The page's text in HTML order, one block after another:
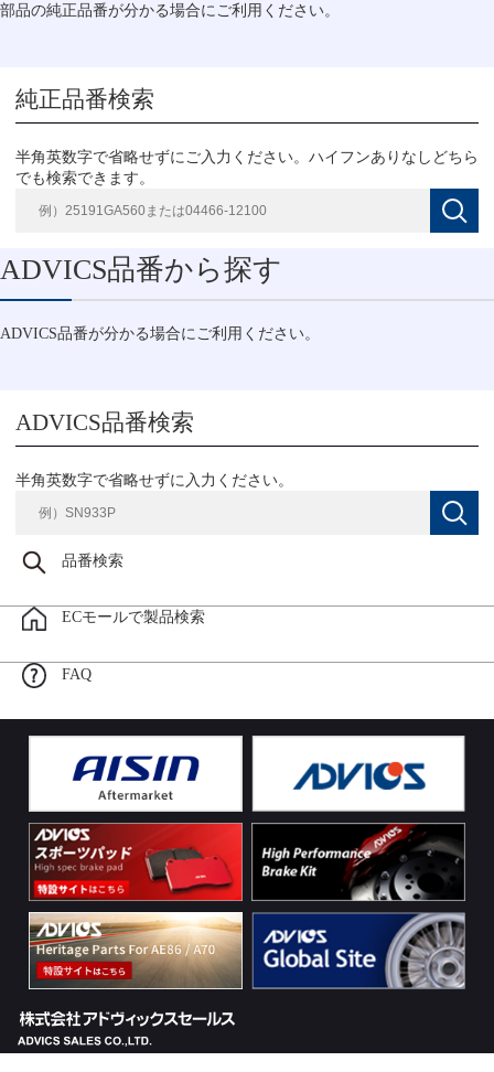
部品の純正品番が分かる場合にご利用ください。
純正品番検索
半角英数字で省略せずにご入力ください。ハイフンありなしどちら
でも検索できます。
ADVICS品番から探す
ADVICS品番が分かる場合にご利用ください。
ADVICS品番検索
半角英数字で省略せずに入力ください。
品番検索
ECモールで製品検索
FAQ